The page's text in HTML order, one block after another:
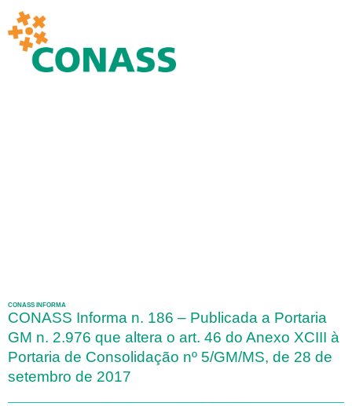
CONASS INFORMA
CONASS Informa n. 186 – Publicada a Portaria
GM n. 2.976 que altera o art. 46 do Anexo XCIII à
Portaria de Consolidação nº 5/GM/MS, de 28 de
setembro de 2017